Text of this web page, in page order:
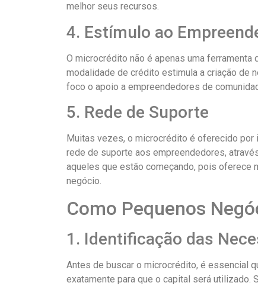
melhor seus recursos.
4. Estímulo ao
O microcrédito não é apenas uma
modalidade de crédito estimula a criação de
foco o apoio a empreendedores de
5. Rede de Suporte
Muitas vezes, o microcrédito é oferecido
rede de suporte aos empreendedores,
aqueles que estão começando, pois oferece
negócio.
Como Pequenos
1. Identificação das
Antes de buscar o microcrédito, é essencial
exatamente para que o capital será utilizado.